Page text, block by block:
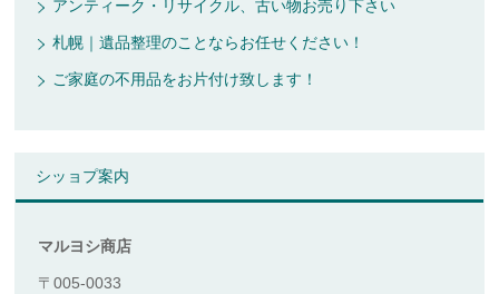
アンティーク・リサイクル、古い物お売り下さい
札幌｜遺品整理のことならお任せください！
ご家庭の不用品をお片付け致します！
シッョプ案内
マルヨシ商店
〒005-0033